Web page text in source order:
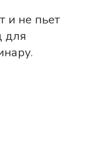
и не пьет
для